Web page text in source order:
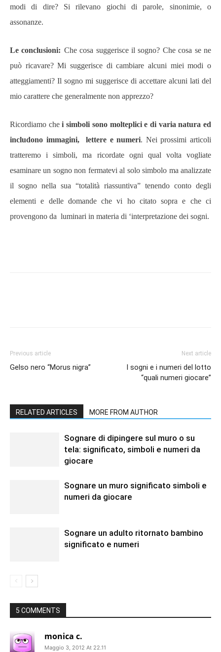
modi di dire? Si rilevano giochi di parole, sinonimie, o
assonanze.
Le conclusioni: Che cosa suggerisce il sogno? Che cosa se ne
può ricavare? Mi suggerisce di cambiare alcuni miei modi o
atteggiamenti? Il sogno mi suggerisce di accettare alcuni lati del
mio carattere che generalmente non apprezzo?
Ricordiamo chei simboli sono molteplici e di varia natura ed
includono immagini, lettere e numeri. Nei prossimi articoli
tratteremo i simboli, ma ricordate ogni qual volta vogliate
esaminare un sogno non fermatevi al solo simbolo ma analizzate
il sogno nella sua “totalità riassuntiva” tenendo conto degli
elementi e delle domande che vi ho citato sopra e che ci
provengono da luminari in materia di ‘interpretazione dei sogni.
Previous article
Gelso nero “Morus nigra”
Next article
I sogni e i numeri del lotto
“quali numeri giocare”
RELATED ARTICLES MORE FROM AUTHOR
Sognare di dipingere sul muro o su
tela: significato, simboli e numeri da
giocare
Sognare un muro significato simboli e
numeri da giocare
Sognare un adulto ritornato bambino
significato e numeri
5 COMMENTS
monica c.
Maggio 3, 2012 At 22.11